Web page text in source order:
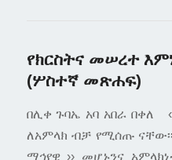
የክርስትና መሠረተ
(ሦስተኛ መጽሐፍ)
በሊቀ ጉባኤ አባ አበራ በቀለ
ለአምላክ ብቻ የሚሰጡ
ማኅየዊ ›› መሆኑንና